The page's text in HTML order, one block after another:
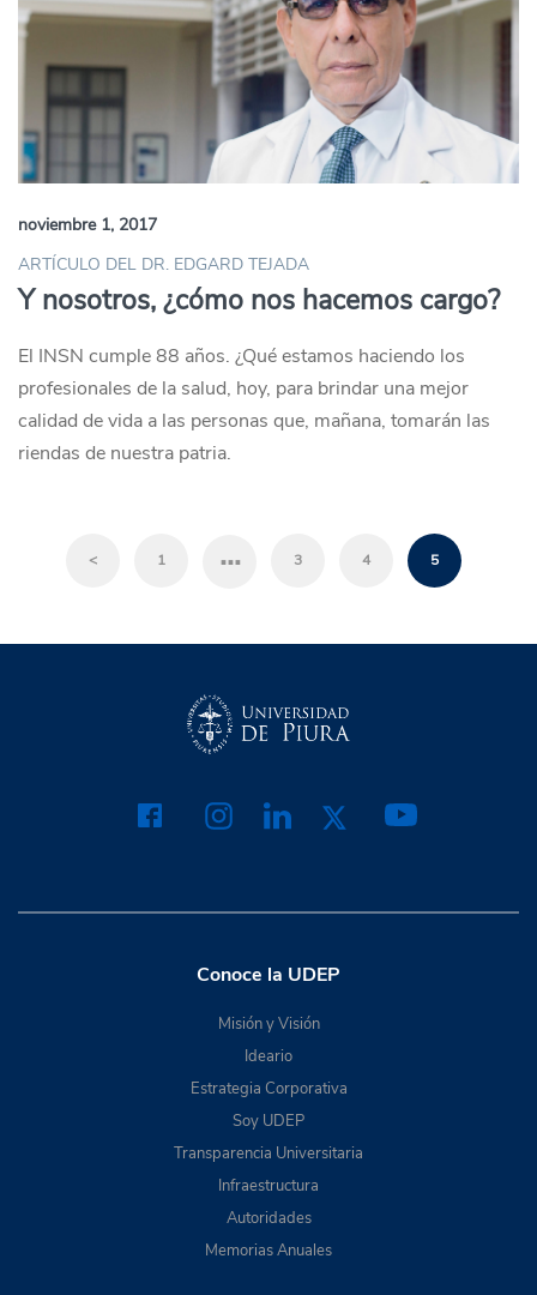
noviembre 1, 2017
ARTÍCULO DEL DR. EDGARD TEJADA
Y nosotros, ¿cómo nos hacemos cargo?
El INSN cumple 88 años. ¿Qué estamos haciendo los
profesionales de la salud, hoy, para brindar una mejor
calidad de vida a las personas que, mañana, tomarán las
riendas de nuestra patria.
< 1 … 3 4 5
Conoce la UDEP
Misión y Visión
Ideario
Estrategia Corporativa
Soy UDEP
Transparencia Universitaria
Infraestructura
Autoridades
Memorias Anuales